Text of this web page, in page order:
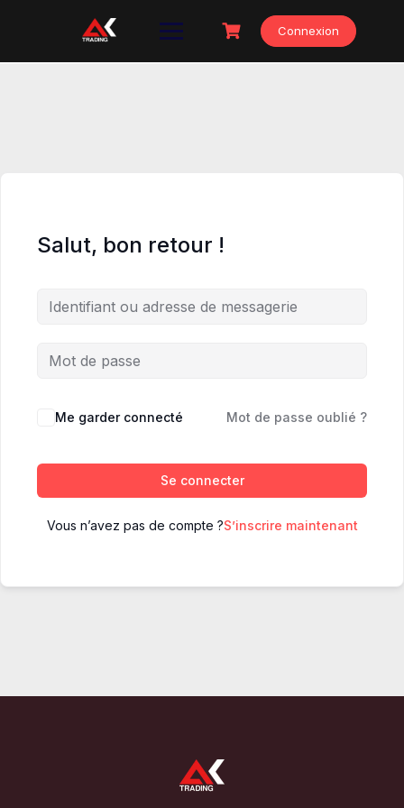
Connexion
Salut, bon retour !
Me garder connecté Mot de passe oublié ?
Se connecter
Vous n’avez pas de compte ?S’inscrire maintenant